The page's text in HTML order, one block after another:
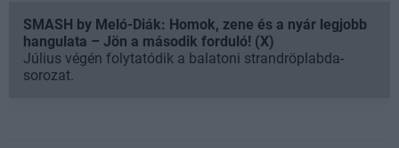
SMASH by Meló-Diák: Homok, zene és a nyár legjobb
hangulata – Jön a második forduló! (X)
Július végén folytatódik a balatoni strandröplabda-
sorozat.